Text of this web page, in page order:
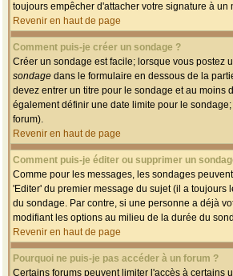
toujours empêcher d'attacher votre signature à
Revenir en haut de page
Comment puis-je créer un sondage ?
Créer un sondage est facile; lorsque vous postez
sondage dans le formulaire en dessous de la
devez entrer un titre pour le sondage et au
également définir une date limite pour le
forum).
Revenir en haut de page
Comment puis-je éditer ou supprimer un
Comme pour les messages, les sondages
'Editer' du premier message du sujet (il a
du sondage. Par contre, si une personne a déjà
modifiant les options au milieu de la durée du
Revenir en haut de page
Pourquoi ne puis-je pas accéder à un forum ?
Certains forums peuvent limiter l'accès à certains